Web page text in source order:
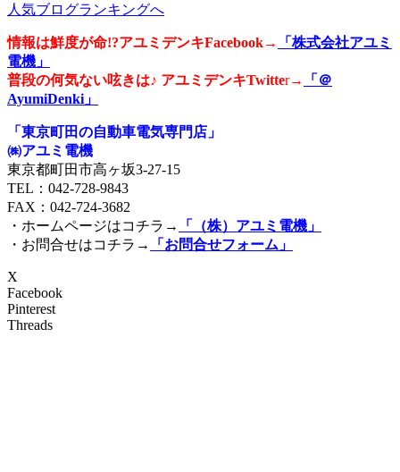
人気ブログランキングへ
情報は鮮度が命!?アユミデンキFacebook→
「株式会社アユミ
電機」
普段の何気ない呟きは♪ アユミデンキTwitter→
「＠
AyumiDenki」
「東京町田の自動車電気専門店」
㈱アユミ電機
東京都町田市高ヶ坂3‐27‐15
TEL：042-728-9843
FAX：042-724-3682
・ホームページはコチラ→
「（株）アユミ電機」
・お問合せはコチラ→
「お問合せフォーム」
X
Facebook
Pinterest
Threads